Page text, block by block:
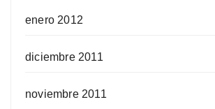
enero 2012
diciembre 2011
noviembre 2011